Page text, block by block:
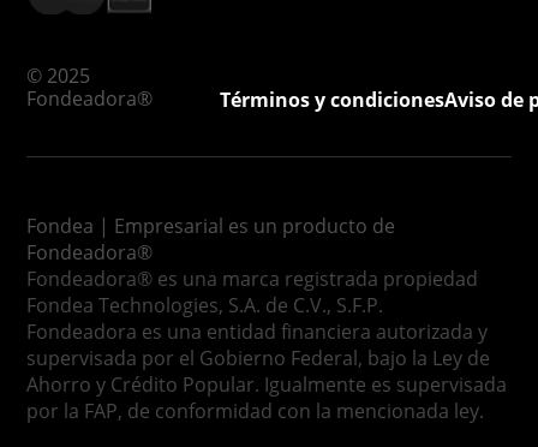
© 2025
Fondeadora®
Términos y condicionesAviso de
Fondea | Empresarial es un producto de
Fondeadora®
Fondeadora® es una marca registrada propiedad
Fondea Technologies, S.A. de C.V., S.F.P.
Fondeadora es una entidad financiera autorizada y
supervisada por el Gobierno Federal, bajo la Ley de
Ahorro y Crédito Popular. Igualmente es supervisada
por la FAP, de conformidad con la mencionada ley.